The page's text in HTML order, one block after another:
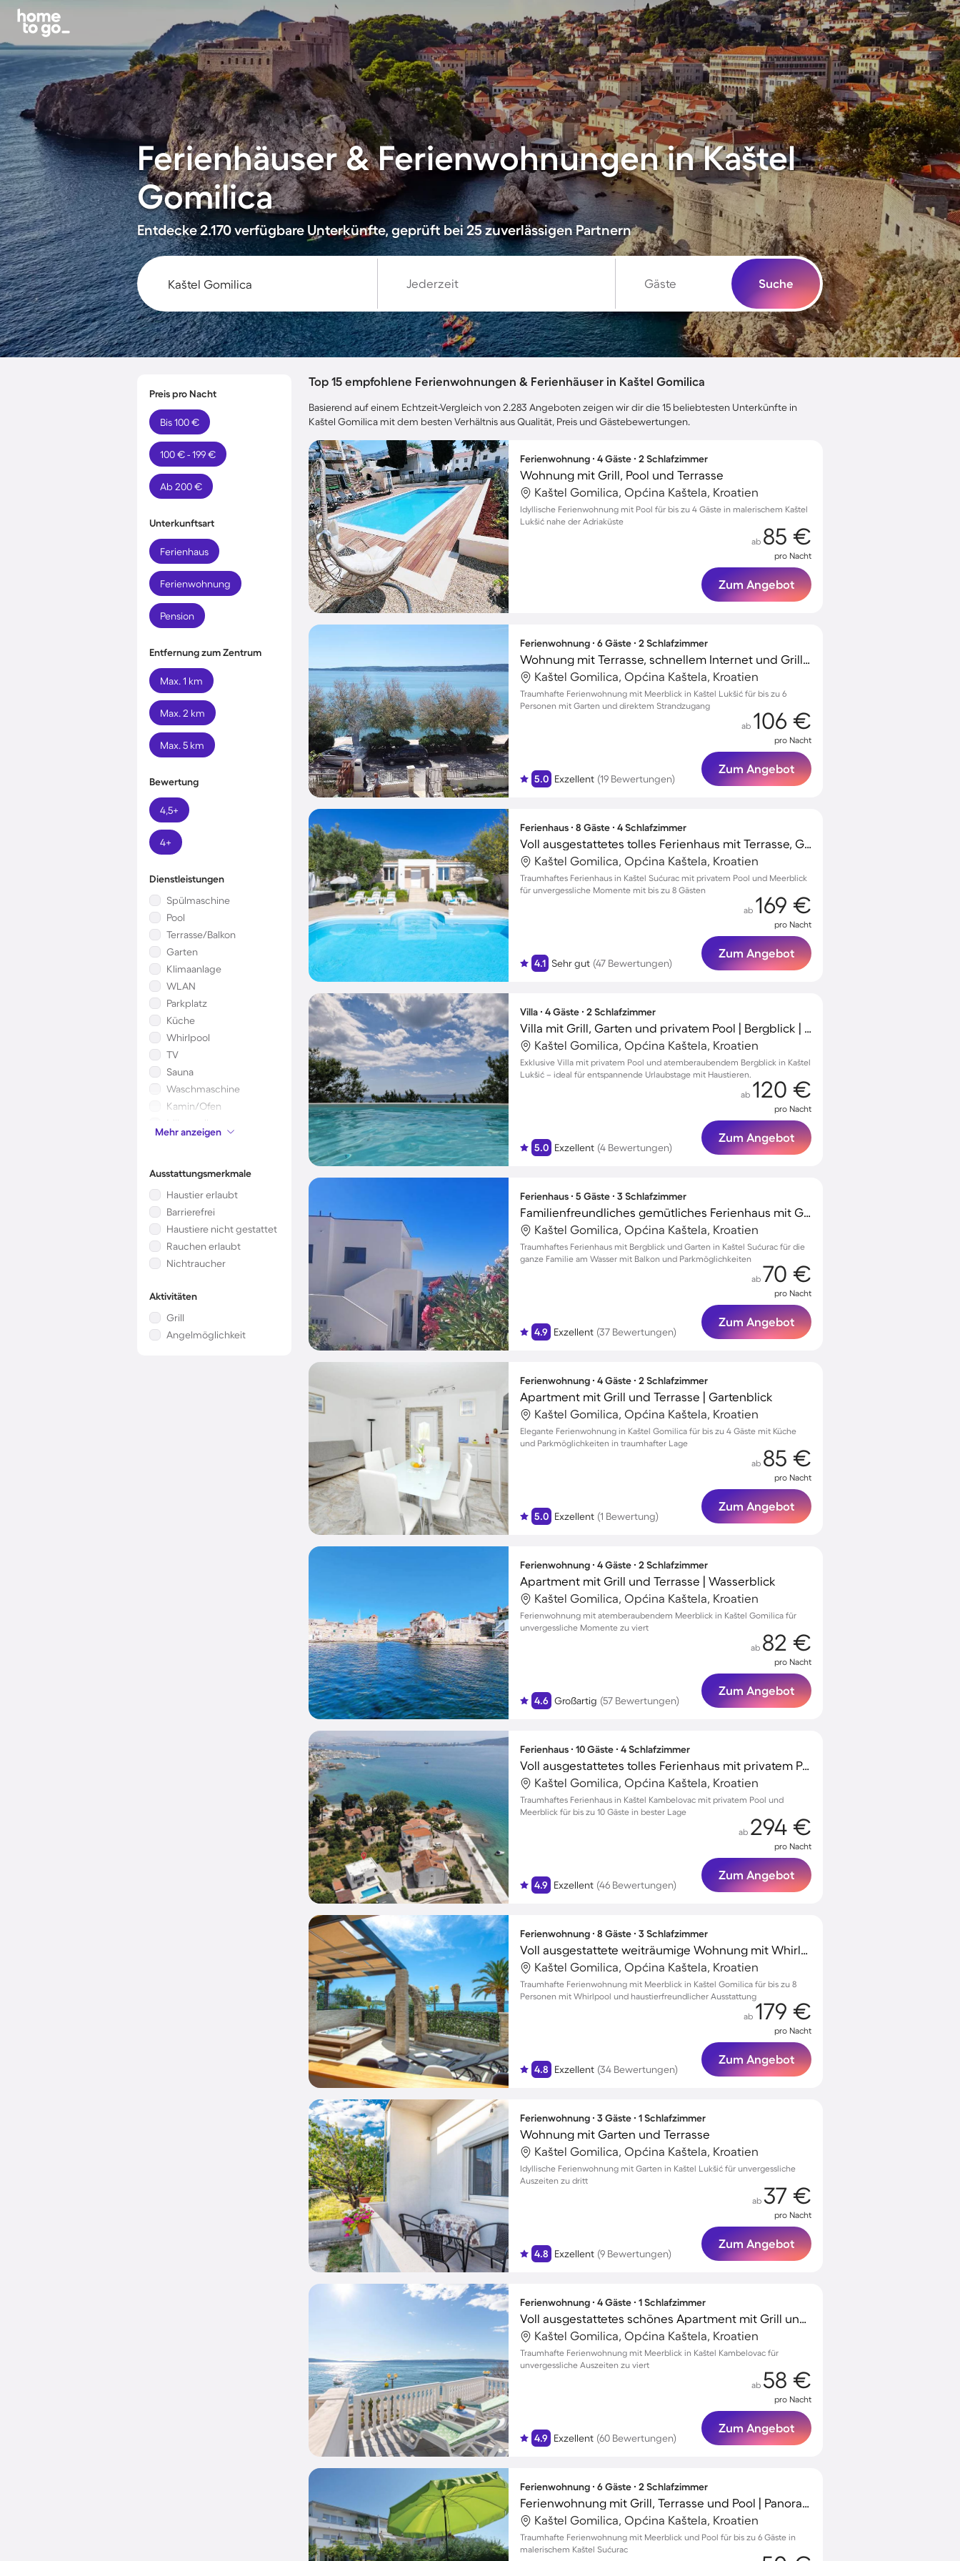
Ferienhäuser & Ferienwohnungen in Kaštel
Gomilica
Entdecke 2.170 verfügbare Unterkünfte, geprüft bei 25 zuverlässigen Partnern
Jederzeit Gäste Suche
Preis pro Nacht
Bis 100 €
100 € - 199 €
Ab 200 €
Unterkunftsart
Ferienhaus
Ferienwohnung
Pension
Entfernung zum Zentrum
Max. 1 km
Max. 2 km
Max. 5 km
Bewertung
4,5+
4+
Dienstleistungen
Spülmaschine
Pool
Terrasse/Balkon
Garten
Klimaanlage
WLAN
Parkplatz
Küche
Whirlpool
TV
Sauna
Waschmaschine
Kamin/Ofen
Mikrowelle
Kinderbett
Mehr anzeigen
Ausstattungsmerkmale
Haustier erlaubt
Barrierefrei
Haustiere nicht gestattet
Rauchen erlaubt
Nichtraucher
Aktivitäten
Grill
Angelmöglichkeit
Top 15 empfohlene Ferienwohnungen & Ferienhäuser in Kaštel Gomilica
Basierend auf einem Echtzeit-Vergleich von 2.283 Angeboten zeigen wir dir die 15 beliebtesten Unterkünfte in
Kaštel Gomilica mit dem besten Verhältnis aus Qualität, Preis und Gästebewertungen.
Ferienwohnung ∙ 4 Gäste ∙ 2 Schlafzimmer
Wohnung mit Grill, Pool und Terrasse
Kaštel Gomilica, Općina Kaštela, Kroatien
Idyllische Ferienwohnung mit Pool für bis zu 4 Gäste in malerischem Kaštel
Lukšić nahe der Adriaküste
ab 85 €
pro Nacht
Zum Angebot
Ferienwohnung ∙ 6 Gäste ∙ 2 Schlafzimmer
Wohnung mit Terrasse, schnellem Internet und Grill | Strandblick
Kaštel Gomilica, Općina Kaštela, Kroatien
Traumhafte Ferienwohnung mit Meerblick in Kaštel Lukšić für bis zu 6
Personen mit Garten und direktem Strandzugang
5.0 Exzellent (19 Bewertungen)
ab 106 €
pro Nacht
Zum Angebot
Ferienhaus ∙ 8 Gäste ∙ 4 Schlafzimmer
Voll ausgestattetes tolles Ferienhaus mit Terrasse, Grill und privatem Pool | Meerblick | Haustiere sind willkommen
Kaštel Gomilica, Općina Kaštela, Kroatien
Traumhaftes Ferienhaus in Kaštel Sućurac mit privatem Pool und Meerblick
für unvergessliche Momente mit bis zu 8 Gästen
4.1 Sehr gut (47 Bewertungen)
ab 169 €
pro Nacht
Zum Angebot
Villa ∙ 4 Gäste ∙ 2 Schlafzimmer
Villa mit Grill, Garten und privatem Pool | Bergblick | Haustierfreundlich
Kaštel Gomilica, Općina Kaštela, Kroatien
Exklusive Villa mit privatem Pool und atemberaubendem Bergblick in Kaštel
Lukšić – ideal für entspannende Urlaubstage mit Haustieren.
5.0 Exzellent (4 Bewertungen)
ab 120 €
pro Nacht
Zum Angebot
Ferienhaus ∙ 5 Gäste ∙ 3 Schlafzimmer
Familienfreundliches gemütliches Ferienhaus mit Garten, Terrasse und Grill | Bergblick
Kaštel Gomilica, Općina Kaštela, Kroatien
Traumhaftes Ferienhaus mit Bergblick und Garten in Kaštel Sućurac für die
ganze Familie am Wasser mit Balkon und Parkmöglichkeiten
4.9 Exzellent (37 Bewertungen)
ab 70 €
pro Nacht
Zum Angebot
Ferienwohnung ∙ 4 Gäste ∙ 2 Schlafzimmer
Apartment mit Grill und Terrasse | Gartenblick
Kaštel Gomilica, Općina Kaštela, Kroatien
Elegante Ferienwohnung in Kaštel Gomilica für bis zu 4 Gäste mit Küche
und Parkmöglichkeiten in traumhafter Lage
5.0 Exzellent (1 Bewertung)
ab 85 €
pro Nacht
Zum Angebot
Ferienwohnung ∙ 4 Gäste ∙ 2 Schlafzimmer
Apartment mit Grill und Terrasse | Wasserblick
Kaštel Gomilica, Općina Kaštela, Kroatien
Ferienwohnung mit atemberaubendem Meerblick in Kaštel Gomilica für
unvergessliche Momente zu viert
4.6 Großartig (57 Bewertungen)
ab 82 €
pro Nacht
Zum Angebot
Ferienhaus ∙ 10 Gäste ∙ 4 Schlafzimmer
Voll ausgestattetes tolles Ferienhaus mit privatem Pool, Grill und Terrasse | Meerblick
Kaštel Gomilica, Općina Kaštela, Kroatien
Traumhaftes Ferienhaus in Kaštel Kambelovac mit privatem Pool und
Meerblick für bis zu 10 Gäste in bester Lage
4.9 Exzellent (46 Bewertungen)
ab 294 €
pro Nacht
Zum Angebot
Ferienwohnung ∙ 8 Gäste ∙ 3 Schlafzimmer
Voll ausgestattete weiträumige Wohnung mit Whirlpool, Terrasse und Grill | Meerblick | Nah am Strand | Hunde erlaubt
Kaštel Gomilica, Općina Kaštela, Kroatien
Traumhafte Ferienwohnung mit Meerblick in Kaštel Gomilica für bis zu 8
Personen mit Whirlpool und haustierfreundlicher Ausstattung
4.8 Exzellent (34 Bewertungen)
ab 179 €
pro Nacht
Zum Angebot
Ferienwohnung ∙ 3 Gäste ∙ 1 Schlafzimmer
Wohnung mit Garten und Terrasse
Kaštel Gomilica, Općina Kaštela, Kroatien
Idyllische Ferienwohnung mit Garten in Kaštel Lukšić für unvergessliche
Auszeiten zu dritt
4.8 Exzellent (9 Bewertungen)
ab 37 €
pro Nacht
Zum Angebot
Ferienwohnung ∙ 4 Gäste ∙ 1 Schlafzimmer
Voll ausgestattetes schönes Apartment mit Grill und Terrasse | Wasserblick
Kaštel Gomilica, Općina Kaštela, Kroatien
Traumhafte Ferienwohnung mit Meerblick in Kaštel Kambelovac für
unvergessliche Auszeiten zu viert
4.9 Exzellent (60 Bewertungen)
ab 58 €
pro Nacht
Zum Angebot
Ferienwohnung ∙ 6 Gäste ∙ 2 Schlafzimmer
Ferienwohnung mit Grill, Terrasse und Pool | Panoramablick
Kaštel Gomilica, Općina Kaštela, Kroatien
Traumhafte Ferienwohnung mit Meerblick und Pool für bis zu 6 Gäste in
malerischem Kaštel Sućurac